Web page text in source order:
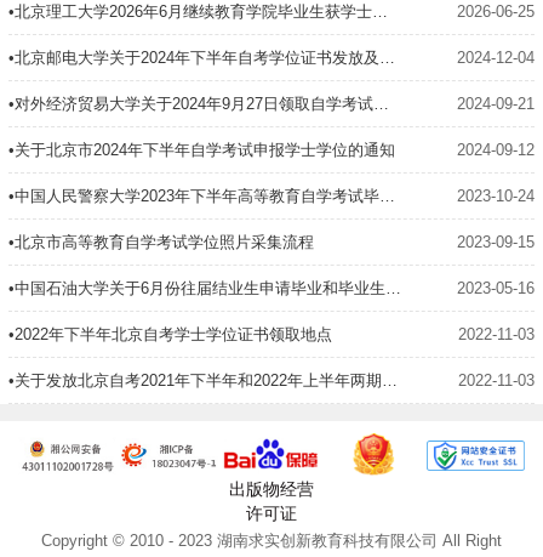
•北京理工大学2026年6月继续教育学院毕业生获学士学位名单公布 2026-06-25
•北京邮电大学关于2024年下半年自考学位证书发放及领取的通知 2024-12-04
•对外经济贸易大学关于2024年9月27日领取自学考试学位证书的通知 2024-09-21
•关于北京市2024年下半年自学考试申报学士学位​的通知 2024-09-12
•中国人民警察大学2023年下半年高等教育自学考试毕业生申请学位的通知 2023-10-24
•北京市高等教育自学考试学位照片采集流程 2023-09-15
•中国石油大学关于6月份往届结业生申请毕业和毕业生申请学士学位的通知 2023-05-16
•2022年下半年北京自考学士学位证书领取地点 2022-11-03
•关于发放北京自考2021年下半年和2022年上半年两期学士学位证书的通知 2022-11-03
出版物经营
许可证
Copyright © 2010 - 2023 湖南求实创新教育科技有限公司 All Right